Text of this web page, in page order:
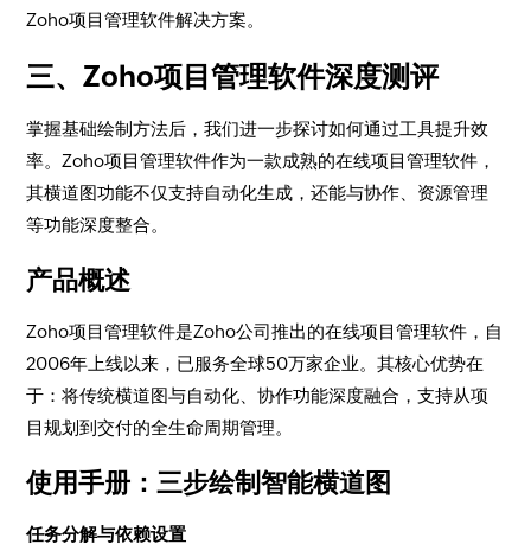
Zoho项目管理软件解决方案。
三、Zoho项目管理软件深度测评
掌握基础绘制方法后，我们进一步探讨如何通过工具提升效
率。Zoho项目管理软件作为一款成熟的在线项目管理软件，
其横道图功能不仅支持自动化生成，还能与协作、资源管理
等功能深度整合。
产品概述
Zoho项目管理软件是Zoho公司推出的在线项目管理软件，自
2006年上线以来，已服务全球50万家企业。其核心优势在
于：将传统横道图与自动化、协作功能深度融合，支持从项
目规划到交付的全生命周期管理。
使用手册：三步绘制智能横道图
任务分解与依赖设置